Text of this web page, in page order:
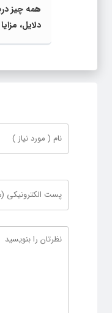
همه چیز
دلایل،